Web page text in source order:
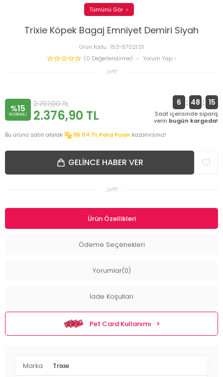
Trixie Köpek Bagaj Emniyet Demiri Siyah
Ürün Kodu :153-57021.01
(0 Değerlendirme)
Yorum Yap
Tümünü Gör
%15
INDIRIMLI
2.797,00TL
2.376,90 TL
6 : 48 : 14
Saat içerisinde sipariş
verin bugün kargoda!
Bu ürünü satın alarak
95.04 TL Para Puan kazanırsınız!
GELINCE HABER VER
Ürün Özellikleri
Ödeme Seçenekleri
Yorumlar(0)
İade Koşulları
Pet Card Kullanımı
Marka Trixie